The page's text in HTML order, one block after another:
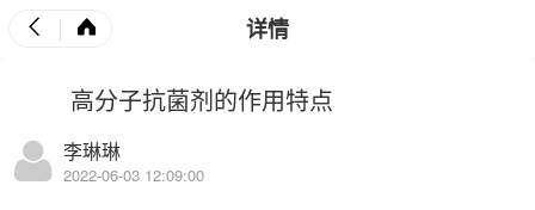
详情
高分子抗菌剂的作用特点
李琳琳
2022-06-03 12:09:00